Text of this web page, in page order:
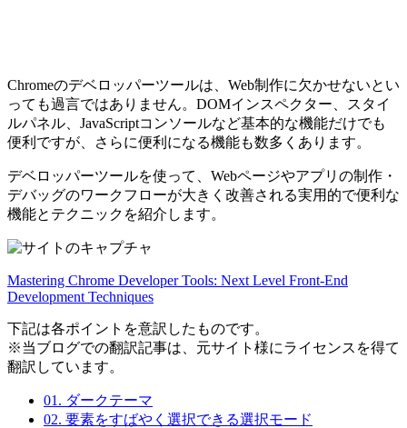
Chromeのデベロッパーツールは、Web制作に欠かせないとい
っても過言ではありません。DOMインスペクター、スタイ
ルパネル、JavaScriptコンソールなど基本的な機能だけでも
便利ですが、さらに便利になる機能も数多くあります。
デベロッパーツールを使って、Webページやアプリの制作・
デバッグのワークフローが大きく改善される実用的で便利な
機能とテクニックを紹介します。
Mastering Chrome Developer Tools: Next Level Front-End
Development Techniques
下記は各ポイントを意訳したものです。
※当ブログでの翻訳記事は、元サイト様にライセンスを得て
翻訳しています。
01. ダークテーマ
02. 要素をすばやく選択できる選択モード